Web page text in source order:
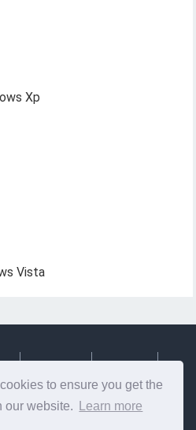
to ensure you get the
our website.
Learn more
Xp
Vista